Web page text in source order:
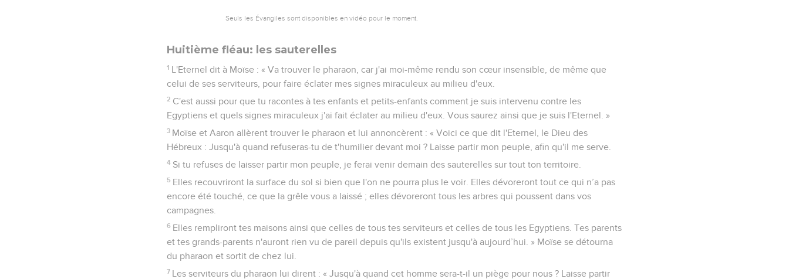
Seuls les Évangiles sont disponibles en vidéo pour le moment.
Huitième fléau: les sauterelles
1 L'Eternel dit à Moïse : « Va trouver le pharaon, car j'ai moi-même rendu son cœur insensible, de même que
celui de ses serviteurs, pour faire éclater mes signes miraculeux au milieu d'eux.
2 C'est aussi pour que tu racontes à tes enfants et petits-enfants comment je suis intervenu contre les
Egyptiens et quels signes miraculeux j'ai fait éclater au milieu d'eux. Vous saurez ainsi que je suis l'Eternel. »
3 Moïse et Aaron allèrent trouver le pharaon et lui annoncèrent : « Voici ce que dit l'Eternel, le Dieu des
Hébreux : Jusqu'à quand refuseras-tu de t'humilier devant moi ? Laisse partir mon peuple, afin qu'il me serve.
4 Si tu refuses de laisser partir mon peuple, je ferai venir demain des sauterelles sur tout ton territoire.
5 Elles recouvriront la surface du sol si bien que l'on ne pourra plus le voir. Elles dévoreront tout ce qui n’a pas
encore été touché, ce que la grêle vous a laissé ; elles dévoreront tous les arbres qui poussent dans vos
campagnes.
6 Elles rempliront tes maisons ainsi que celles de tous tes serviteurs et celles de tous les Egyptiens. Tes parents
et tes grands-parents n'auront rien vu de pareil depuis qu'ils existent jusqu'à aujourd’hui. » Moïse se détourna
du pharaon et sortit de chez lui.
7 Les serviteurs du pharaon lui dirent : « Jusqu'à quand cet homme sera-t-il un piège pour nous ? Laisse partir